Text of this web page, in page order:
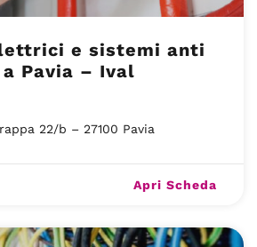
e sistemi anti
Pavia – Ival
22/b – 27100 Pavia
Apri Scheda